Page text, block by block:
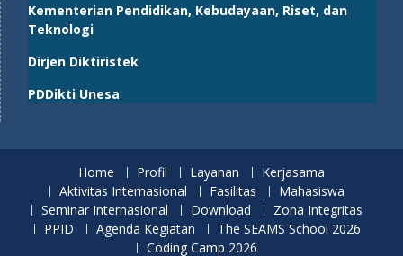
Kementerian Pendidikan, Kebudayaan, Riset, dan
Teknologi
Dirjen Diktiristek
PDDikti Unesa
Home Profil Layanan
Kerjasama
Aktivitas Internasional
Fasilitas
Mahasiswa
Seminar Internasional
Download
Zona Integritas
PPID
Agenda Kegiatan
The SEAMS School 2026
Coding Camp 2026